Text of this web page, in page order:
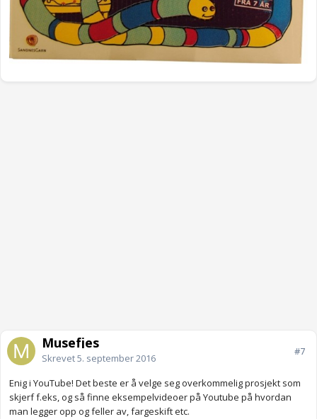
Musefjes
Skrevet5. september 2016
#7
Enig i YouTube! Det beste er å velge seg overkommelig prosjekt som
skjerf f.eks, og så finne eksempelvideoer på Youtube på hvordan
man legger opp og feller av, fargeskift etc.